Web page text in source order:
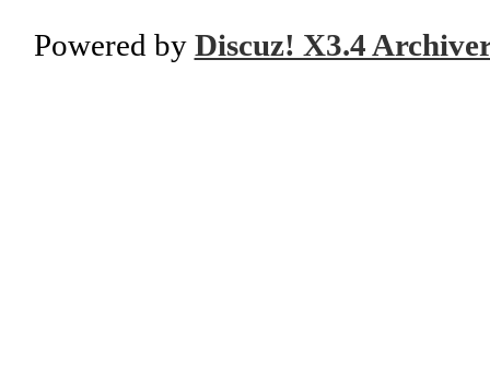
Powered by Discuz! X3.4